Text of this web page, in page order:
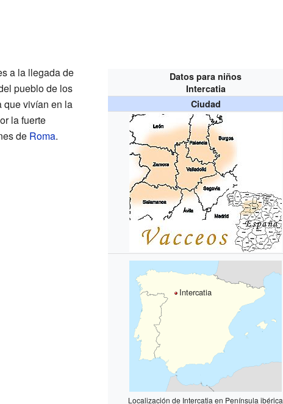
Datos para niños
Intercatia
Ciudad
Intercatia
Localización de Intercatia en Península ibérica
a la llegada de
pueblo de los
que vivían en la
la fuerte
de Roma.